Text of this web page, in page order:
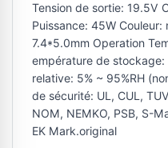
Tension de sortie: 19.5V
Puissance: 45W Couleur:
7.4*5.0mm Operation
empérature de
relative: 5% ~ 95%RH
de sécurité: UL, CUL,
NOM, NEMKO, PSB, S-
EK Mark.original